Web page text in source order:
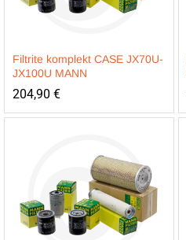
Filtrite komplekt CASE JX70U-
JX100U MANN
204,90 €